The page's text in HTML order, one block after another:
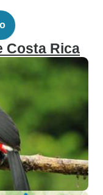
Costa Rica